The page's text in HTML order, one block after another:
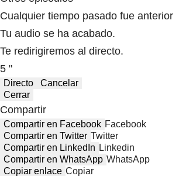
Cualquier tiempo pasado fue anterior
Tu audio se ha acabado.
Te redirigiremos al directo.
5 "
Directo
Cancelar
Cerrar
Compartir
Compartir en Facebook Facebook
Compartir en Twitter Twitter
Compartir en LinkedIn Linkedin
Compartir en WhatsApp WhatsApp
Copiar enlace Copiar